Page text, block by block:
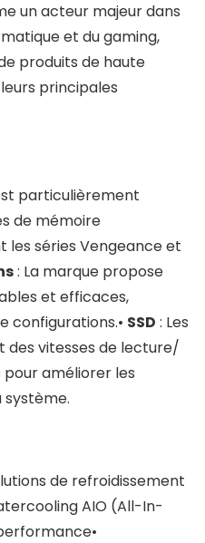
un acteur majeur dans
et du gaming,
produits de haute
principales
particulièrement
de mémoire
séries Vengeance et
: La marque propose
et efficaces,
configurations.• SSD : Les
des vitesses de lecture/
améliorer les
de refroidissement
AIO (All-In-